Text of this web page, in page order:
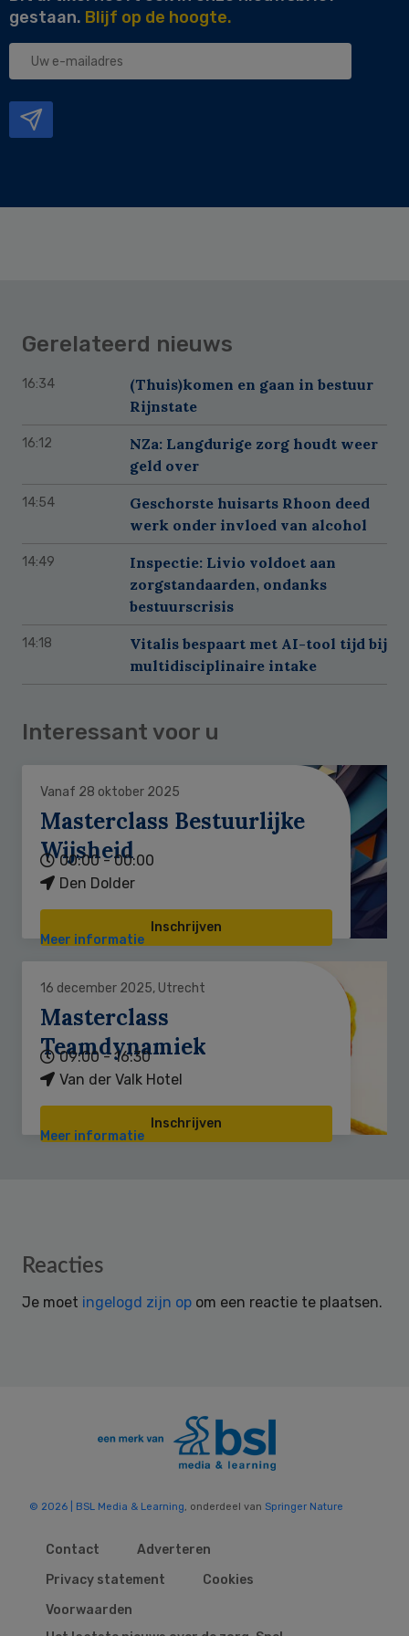
gestaan. Blijf op de hoogte.
Uw
Gerelateerd nieuws
16:34
(Thuis)komen en gaan in bestuur
Rijnstate
16:12
NZa: Langdurige zorg houdt weer
geld over
14:54
Geschorste huisarts Rhoon deed
werk onder invloed van alcohol
14:49
Inspectie: Livio voldoet aan
zorgstandaarden, ondanks
bestuurscrisis
14:18
Vitalis bespaart met AI-tool tijd bij
multidisciplinaire intake
Interessant voor u
Vanaf 28 oktober 2025
Masterclass Bestuurlijke
Wijsheid
00:00 - 00:00
Den Dolder
Inschrijven
Meer informatie
16 december 2025, Utrecht
Masterclass
Teamdynamiek
09:00 - 16:30
Van der Valk Hotel
Inschrijven
Meer informatie
Reader
Reacties
Je moet ingelogd zijn op om een reactie te plaatsen.
© 2026 | BSL Media & Learning , onderdeel van Springer Nature
Contact
Adverteren
Privacy statement
Cookies
Voorwaarden